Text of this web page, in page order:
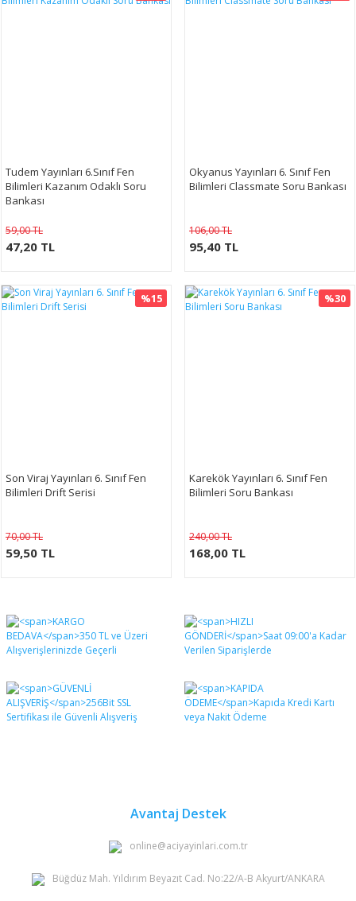
Tudem Yayınları 6.Sınıf Fen
Bilimleri Kazanım Odaklı Soru
Bankası
59,00 TL
47,20 TL
Okyanus Yayınları 6. Sınıf Fen
Bilimleri Classmate Soru Bankası
106,00 TL
95,40 TL
%15
Son Viraj Yayınları 6. Sınıf Fen
Bilimleri Drift Serisi
70,00 TL
59,50 TL
%30
Karekök Yayınları 6. Sınıf Fen
Bilimleri Soru Bankası
240,00 TL
168,00 TL
Avantaj Destek
online@aciyayinlari.com.tr
Büğdüz Mah. Yıldırım Beyazıt Cad. No:22/A-B Akyurt/ANKARA